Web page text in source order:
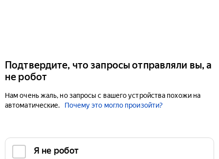
Подтвердите, что запросы отправляли вы, а
не робот
Нам очень жаль, но запросы с вашего устройства похожи на
автоматические.
Почему это могло произойти?